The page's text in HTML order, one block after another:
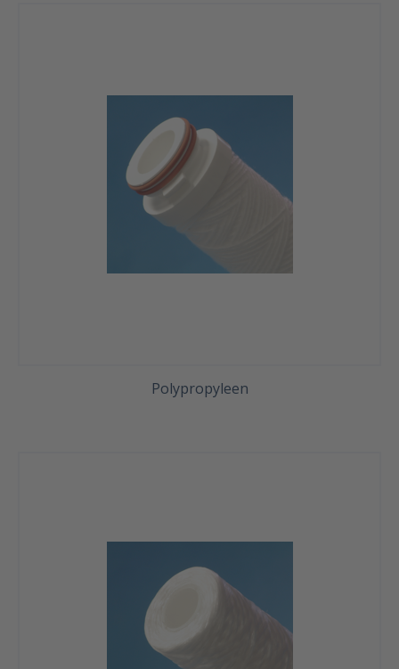
Polypropyleen